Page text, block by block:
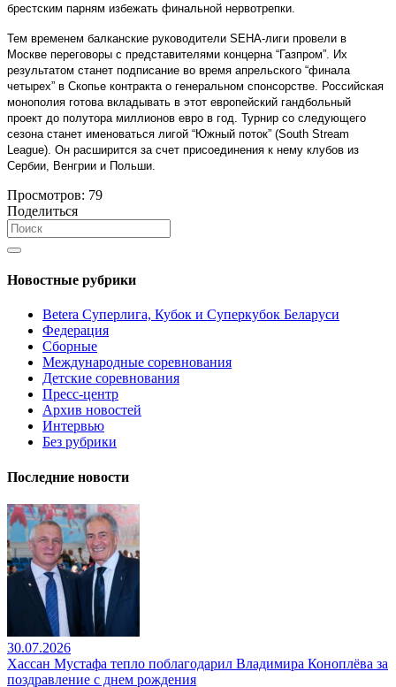
брестским парням избежать финальной нервотрепки.
Тем временем балканские руководители SEHA-лиги провели в
Москве переговоры с представителями концерна “Газпром”. Их
результатом станет подписание во время апрельского “финала
четырех” в Скопье контракта о генеральном спонсорстве. Российская
монополия готова вкладывать в этот европейский гандбольный
проект до полутора миллионов евро в год. Турнир со следующего
сезона станет именоваться лигой “Южный поток” (South Stream
League). Он расширится за счет присоединения к нему клубов из
Сербии, Венгрии и Польши.
Просмотров: 79
Поделиться
Новостные рубрики
Betera Суперлига, Кубок и Суперкубок Беларуси
Федерация
Сборные
Международные соревнования
Детские соревнования
Пресс-центр
Архив новостей
Интервью
Без рубрики
Последние новости
30.07.2026
Хассан Мустафа тепло поблагодарил Владимира Коноплёва за
поздравление с днем рождения